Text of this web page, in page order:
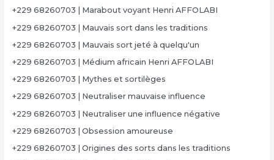
+229 68260703 | Marabout voyant Henri AFFOLABI
+229 68260703 | Mauvais sort dans les traditions
+229 68260703 | Mauvais sort jeté à quelqu'un
+229 68260703 | Médium africain Henri AFFOLABI
+229 68260703 | Mythes et sortilèges
+229 68260703 | Neutraliser mauvaise influence
+229 68260703 | Neutraliser une influence négative
+229 68260703 | Obsession amoureuse
+229 68260703 | Origines des sorts dans les traditions